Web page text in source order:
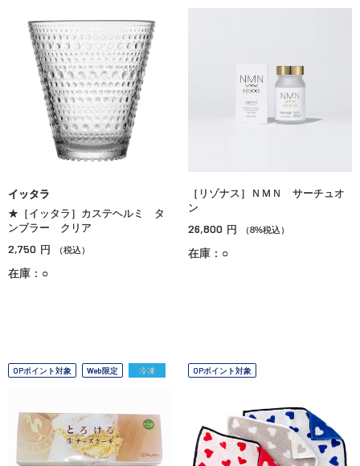
イッタラ
★［イッタラ］カステヘルミ タ
ンブラー クリア
2,750 円 （税込）
在庫：○
［リゾナス］ＮＭＮ サーチュオ
ン
26,800 円 （8%税込）
在庫：○
OPポイント対象 Web限定 冷凍 OPポイント対象